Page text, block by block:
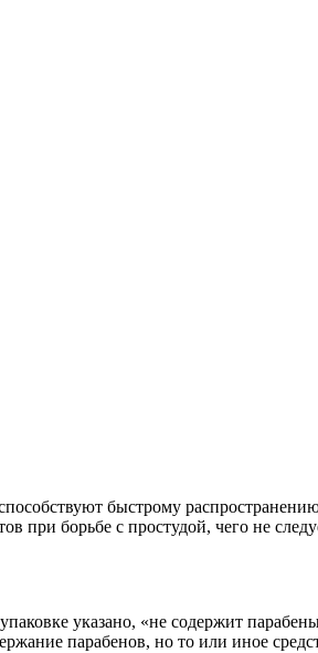
быстрому
при борьбе с простудой, чего не
указано, «не содержит
парабенов, но то или иное